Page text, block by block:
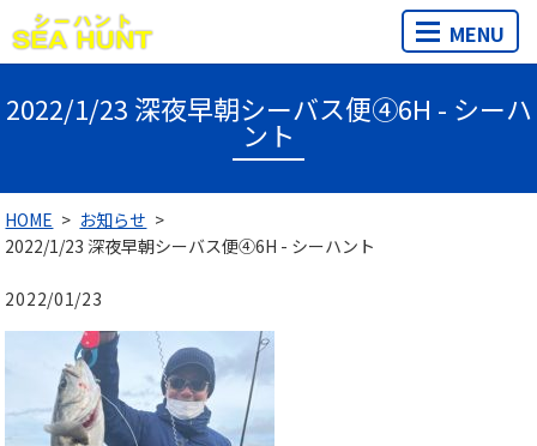
MENU
2022/1/23 深夜早朝シーバス便④6H - シーハ
ント
HOME
お知らせ
2022/1/23 深夜早朝シーバス便④6H - シーハント
2022/01/23